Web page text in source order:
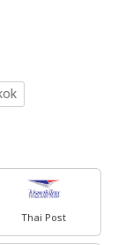
Thai Post